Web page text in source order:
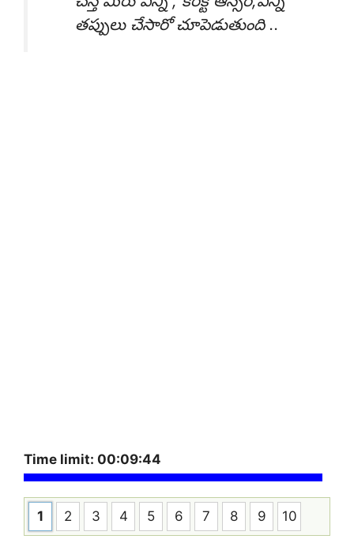
తప్పులు చేసారో చూపెడుతుంది ..
Time limit: 00:09:44
1 2 3 4 5 6 7 8 9 10